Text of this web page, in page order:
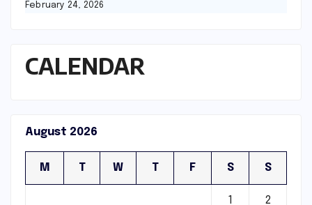
February 24, 2026
CALENDAR
August 2026
M T W T F S S
1 2